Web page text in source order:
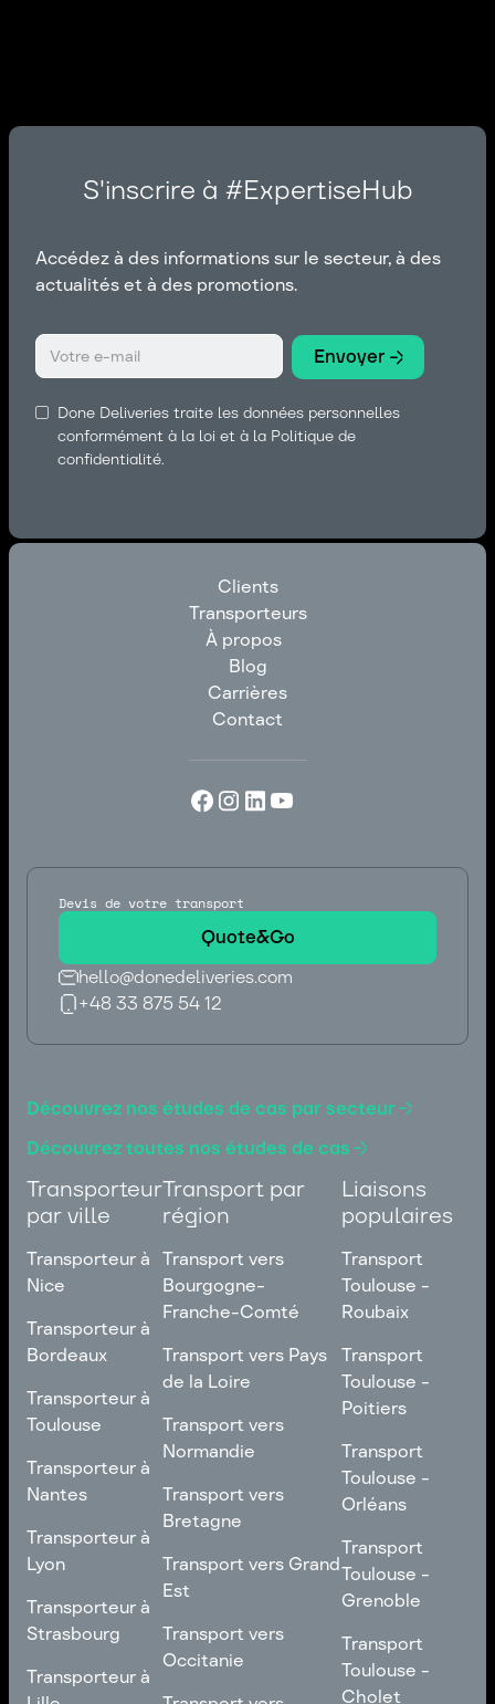
S'inscrire à #ExpertiseHub
Accédez à des informations sur le secteur, à des
actualités et à des promotions.
Done Deliveries traite les données personnelles
conformément à la loi et à la Politique de
confidentialité.
Clients
Clients
Transporteurs
Transporteurs
À propos
À propos
Blog
Blog
Carrières
Carrières
Contact
Devis de votre transport
Quote&Go
hello@donedeliveries.com
hello@donedeliveries.com
+48 33 875 54 12
Découvrez nos études de cas par secteur
Découvrez toutes nos études de cas
Transporteur
par ville
Transporteur à
Nice
Transporteur à
Nice
Transporteur à
Bordeaux
Transporteur à
Bordeaux
Transporteur à
Toulouse
Transporteur à
Toulouse
Transporteur à
Nantes
Transporteur à
Nantes
Transporteur à
Lyon
Transporteur à
Lyon
Transporteur à
Strasbourg
Transporteur à
Strasbourg
Transporteur à
Transport par
région
Transport vers
Bourgogne-
Franche-Comté
Transport vers
Bourgogne-
Transport vers Pays
de la Loire
Transport vers Pays
de la Loire
Transport vers
Normandie
Transport vers
Normandie
Transport vers
Bretagne
Transport vers
Bretagne
Transport vers Grand
Est
Transport vers Grand
Est
Transport vers
Occitanie
Transport vers
Liaisons
populaires
Transport
Toulouse -
Roubaix
Transport
Toulouse -
Roubaix
Transport
Toulouse -
Poitiers
Transport
Toulouse -
Poitiers
Transport
Toulouse -
Orléans
Transport
Toulouse -
Orléans
Transport
Toulouse -
Grenoble
Transport
Toulouse -
Grenoble
Transport
Toulouse -
Cholet